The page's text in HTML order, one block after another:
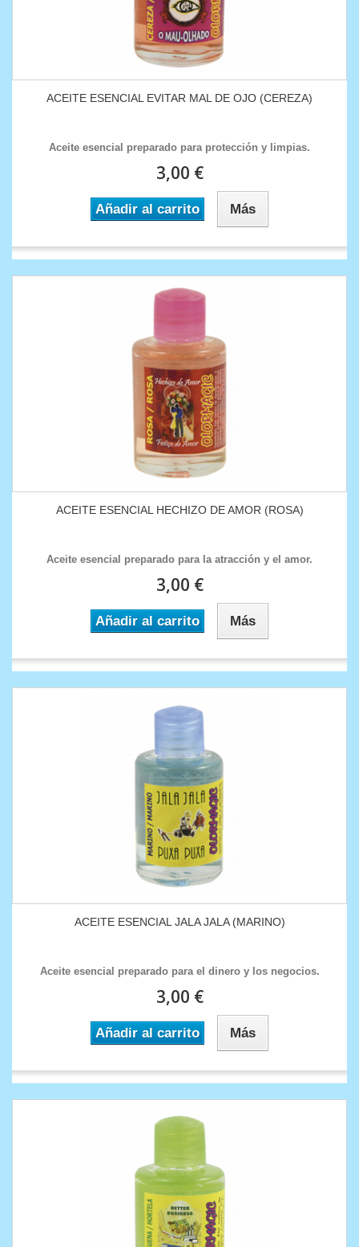
ACEITE ESENCIAL EVITAR MAL DE OJO (CEREZA)
Aceite esencial preparado para protección y limpias.
3,00 €
Añadir al carrito Más
ACEITE ESENCIAL HECHIZO DE AMOR (ROSA)
Aceite esencial preparado para la atracción y el amor.
3,00 €
Añadir al carrito Más
ACEITE ESENCIAL JALA JALA (MARINO)
Aceite esencial preparado para el dinero y los negocios.
3,00 €
Añadir al carrito Más